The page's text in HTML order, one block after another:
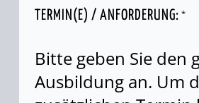
TERMIN(E) / ANFORDERUNG: *
Bitte geben Sie den
Ausbildung an. Um